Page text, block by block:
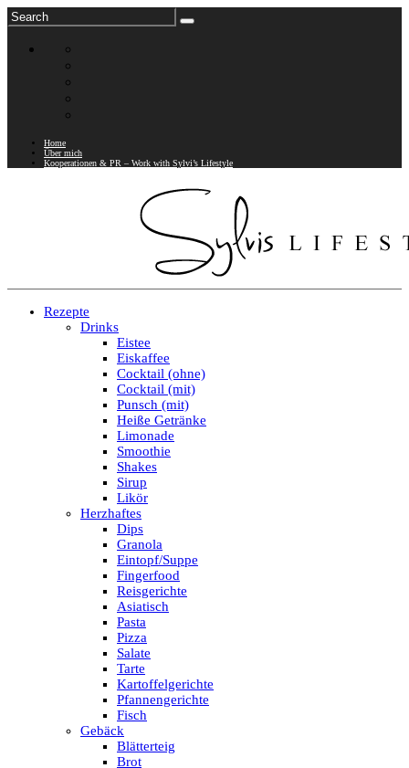
Home
Über mich
Kooperationen & PR – Work with Sylvi’s Lifestyle
Rezepte
Drinks
Eistee
Eiskaffee
Cocktail (ohne)
Cocktail (mit)
Punsch (mit)
Heiße Getränke
Limonade
Smoothie
Shakes
Sirup
Likör
Herzhaftes
Dips
Granola
Eintopf/Suppe
Fingerfood
Reisgerichte
Asiatisch
Pasta
Pizza
Salate
Tarte
Kartoffelgerichte
Pfannengerichte
Fisch
Gebäck
Blätterteig
Brot